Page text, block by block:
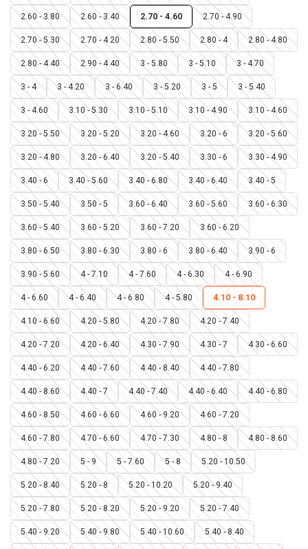
2.60 - 3.80 2.60 - 3.40 2.70 - 4.60 2.70 - 4.90
2.70 - 5.30 2.70 - 4.20 2.80 - 5.50 2.80 - 4 2.80 - 4.80
2.80 - 4.40 2.90 - 4.40 3 - 5.80 3 - 5.10 3 - 4.70
3 - 4 3 - 4.20 3 - 6.40 3 - 5.20 3 - 5 3 - 5.40
3 - 4.60 3.10 - 5.30 3.10 - 5.10 3.10 - 4.90 3.10 - 4.60
3.20 - 5.50 3.20 - 5.20 3.20 - 4.60 3.20 - 6 3.20 - 5.60
3.20 - 4.80 3.20 - 6.40 3.20 - 5.40 3.30 - 6 3.30 - 4.90
3.40 - 6 3.40 - 5.60 3.40 - 6.80 3.40 - 6.40 3.40 - 5
3.50 - 5.40 3.50 - 5 3.60 - 6.40 3.60 - 5.60 3.60 - 6.30
3.60 - 5.40 3.60 - 5.20 3.60 - 7.20 3.60 - 6.20
3.80 - 6.50 3.80 - 6.30 3.80 - 6 3.80 - 6.40 3.90 - 6
3.90 - 5.60 4 - 7.10 4 - 7.60 4 - 6.30 4 - 6.90
4 - 6.60 4 - 6.40 4 - 6.80 4 - 5.80 4.10 - 8.10
4.10 - 6.60 4.20 - 5.80 4.20 - 7.80 4.20 - 7.40
4.20 - 7.20 4.20 - 6.40 4.30 - 7.90 4.30 - 7 4.30 - 6.60
4.40 - 6.20 4.40 - 7.60 4.40 - 8.40 4.40 - 7.80
4.40 - 8.60 4.40 - 7 4.40 - 7.40 4.40 - 6.40 4.40 - 6.80
4.60 - 8.50 4.60 - 6.60 4.60 - 9.20 4.60 - 7.20
4.60 - 7.80 4.70 - 6.60 4.70 - 7.30 4.80 - 8 4.80 - 8.60
4.80 - 7.20 5 - 9 5 - 7.60 5 - 8 5.20 - 10.50
5.20 - 8.40 5.20 - 8 5.20 - 10.20 5.20 - 9.40
5.20 - 7.80 5.20 - 8.20 5.20 - 9.20 5.20 - 7.40
5.40 - 9.20 5.40 - 9.80 5.40 - 10.60 5.40 - 8.40